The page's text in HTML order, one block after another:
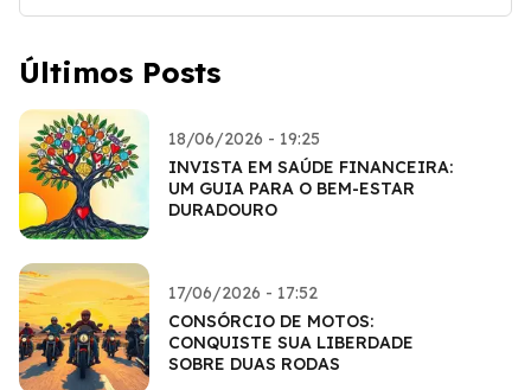
Últimos Posts
18/06/2026 - 19:25
INVISTA EM SAÚDE FINANCEIRA:
UM GUIA PARA O BEM-ESTAR
DURADOURO
17/06/2026 - 17:52
CONSÓRCIO DE MOTOS:
CONQUISTE SUA LIBERDADE
SOBRE DUAS RODAS